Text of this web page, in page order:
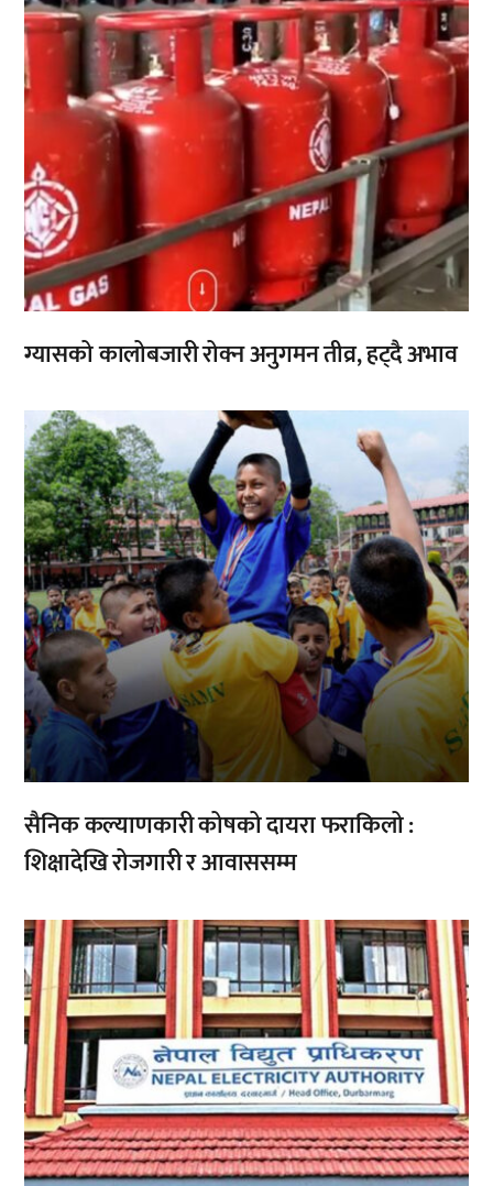
ग्यासको कालोबजारी रोक्न अनुगमन तीव्र, हट्दै अभाव
,
सैनिक कल्याणकारी कोषको दायरा फराकिलो :
शिक्षादेखि रोजगारी र आवाससम्म
,